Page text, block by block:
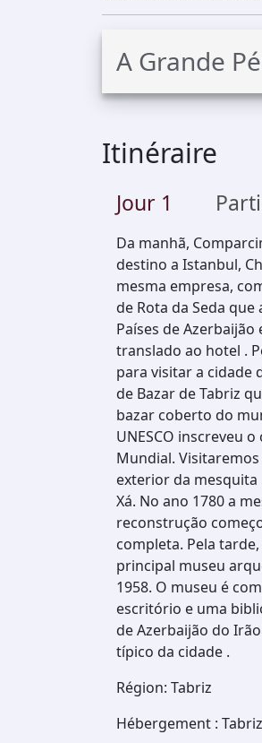
A Grande
Itinéraire
Jour 1
Da manhã,
destino a Istanbul,
mesma empresa,
de Rota da Seda
Países de
translado ao hotel .
para visitar a cidade
de Bazar de Tabriz
bazar coberto do
UNESCO inscreveu
Mundial.
exterior da mesquita
Xá. No ano 1780 a
reconstrução
completa. Pela
principal museu
1958. O museu é
escritório e uma
de Azerbaijão do
típico da cidade .
Région: Tabriz
Hébergement :